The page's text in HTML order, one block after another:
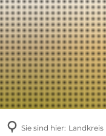
Sie sind hier: Landkreis